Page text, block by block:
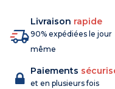
Livraison rapide
90% expédiées le jour
même
Paiements
et en plusieurs fois